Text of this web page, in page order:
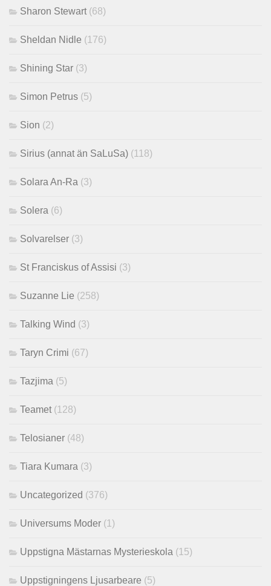
Sharon Stewart (68)
Sheldan Nidle (176)
Shining Star (3)
Simon Petrus (5)
Sion (2)
Sirius (annat än SaLuSa) (118)
Solara An-Ra (3)
Solera (6)
Solvarelser (3)
St Franciskus of Assisi (3)
Suzanne Lie (258)
Talking Wind (3)
Taryn Crimi (67)
Tazjima (5)
Teamet (128)
Telosianer (48)
Tiara Kumara (3)
Uncategorized (376)
Universums Moder (1)
Uppstigna Mästarnas Mysterieskola (15)
Uppstigningens Ljusarbeare (5)